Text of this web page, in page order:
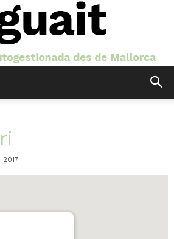
2017